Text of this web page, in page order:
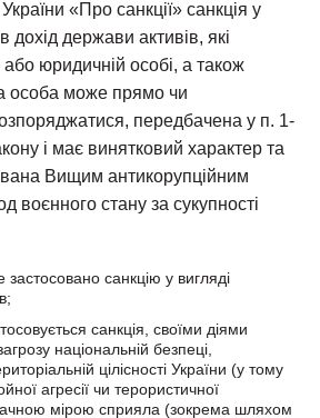
«Про санкції» санкція у
дохід держави активів, які
юридичній особі, а також
особа може прямо чи
передбачена у п. 1-
і має винятковий характер та
Вищим антикорупційним
воєнного стану за сукупності
застосовано санкцію у вигляді
санкція, своїми діями
національній безпеці,
цілісності України (у тому
агресії чи терористичної
мірою сприяла (зокрема шляхом